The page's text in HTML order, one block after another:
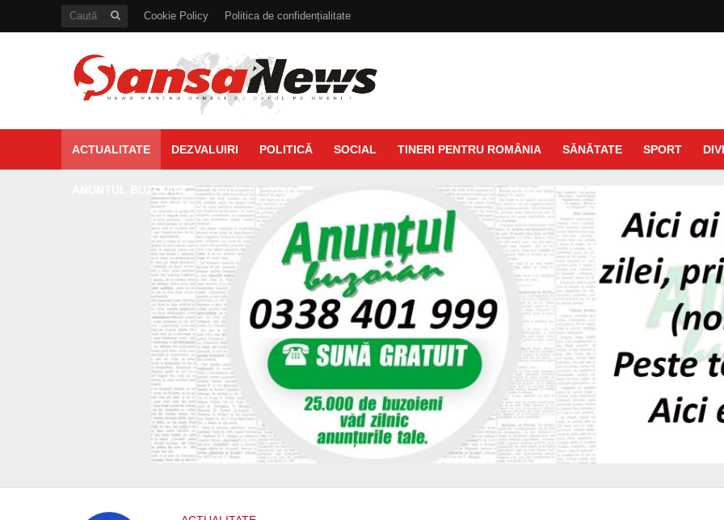
Cookie Policy Politica de confidențialitate
ACTUALITATE DEZVALUIRI POLITICĂ SOCIAL TINERI PENTRU ROMÂNIA SĂNĂTATE SPORT
ANUNTUL BUZOIAN